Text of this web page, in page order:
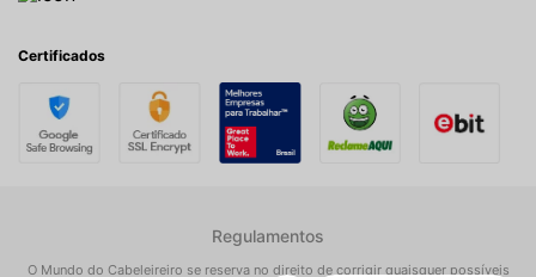
Certificados
Regulamentos
O Mundo do Cabeleireiro se reserva no direito de corrigir quaisquer possíveis